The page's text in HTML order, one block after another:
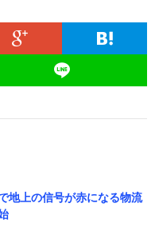
地上の信号が赤になる物流